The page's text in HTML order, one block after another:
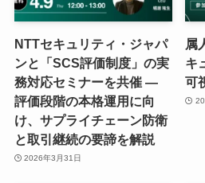
NTTセキュリティ・ジャパ
ンと「SCS評価制度」の実
務対応セミナーを共催 ―
評価段階の本格運用に向
け、サプライチェーン防衛
と取引継続の要諦を解説
2026年3月31日
属
キ
可